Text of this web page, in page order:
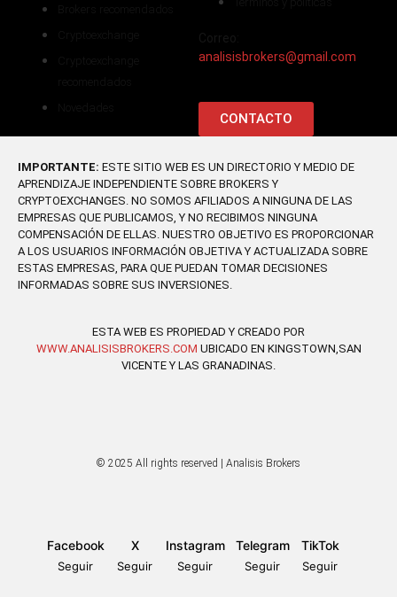
analisisbrokers@gmail.com
CONTACTO
IMPORTANTE: ESTE SITIO WEB ES UN DIRECTORIO Y MEDIO DE
APRENDIZAJE INDEPENDIENTE SOBRE BROKERS Y
CRYPTOEXCHANGES. NO SOMOS AFILIADOS A NINGUNA DE LAS
EMPRESAS QUE PUBLICAMOS, Y NO RECIBIMOS NINGUNA
COMPENSACIÓN DE ELLAS. NUESTRO OBJETIVO ES PROPORCIONAR
A LOS USUARIOS INFORMACIÓN OBJETIVA Y ACTUALIZADA SOBRE
ESTAS EMPRESAS, PARA QUE PUEDAN TOMAR DECISIONES
INFORMADAS SOBRE SUS INVERSIONES.
ESTA WEB ES PROPIEDAD Y CREADO POR
WWW.ANALISISBROKERS.COM UBICADO EN KINGSTOWN,SAN
VICENTE Y LAS GRANADINAS.
© 2025 All rights reserved | Analisis Brokers
Facebook
Seguir
X
Seguir
Instagram
Seguir
Telegram
Seguir
TikTok
Seguir